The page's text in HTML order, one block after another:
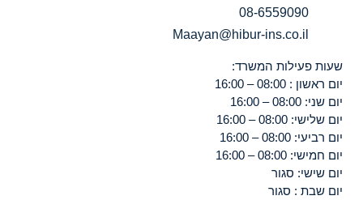
08-6559090
Maayan@hibur-ins.co.il
שעות פעילות המשרד:
יום ראשון : 08:00 – 16:00
יום שני: 08:00 – 16:00
יום שלישי: 08:00 – 16:00
יום רביעי: 08:00 – 16:00
יום חמישי: 08:00 – 16:00
יום שישי: סגור
יום שבת : סגור